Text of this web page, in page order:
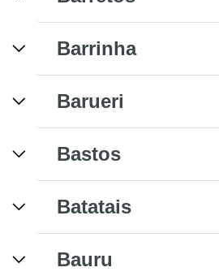
Barrinha
Barueri
Bastos
Batatais
Bauru